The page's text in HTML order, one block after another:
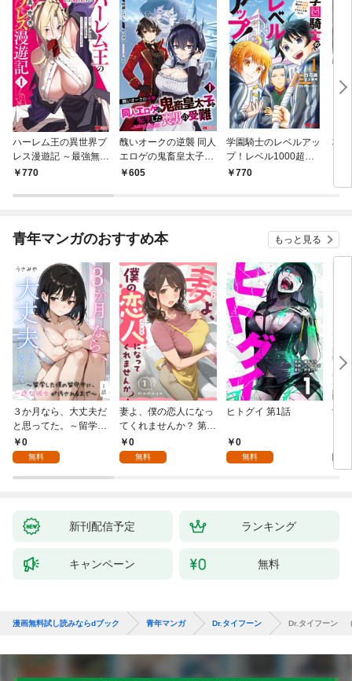
ハーレム王の異世界プ
レス漫遊記 ～最強無双
のおじさんはあらゆる
ミック） 1
770
醜いオークの逆襲 同人
エロゲの鬼畜皇太子に
転生した喪男の受難
605
学園騎士のレベルアッ
プ！レベル1000超え
の転生者、落ちこぼれ
770
村
青年マンガのおすすめ本 もっと見る
３か月なら、大丈夫だ
と思ってた。～留学し
た僕の留守中に、一途
な彼女が汚されるまで
0
無料
妻よ、僕の恋人になっ
てくれませんか？ 第1
話0
無料
ヒトグイ 第1話
0
無料
世
新刊配信予定 ランキング
キャンペーン 無料
漫画無料試し読みならdブック 青年マンガ Dr.タイフーン Dr.タイフーン